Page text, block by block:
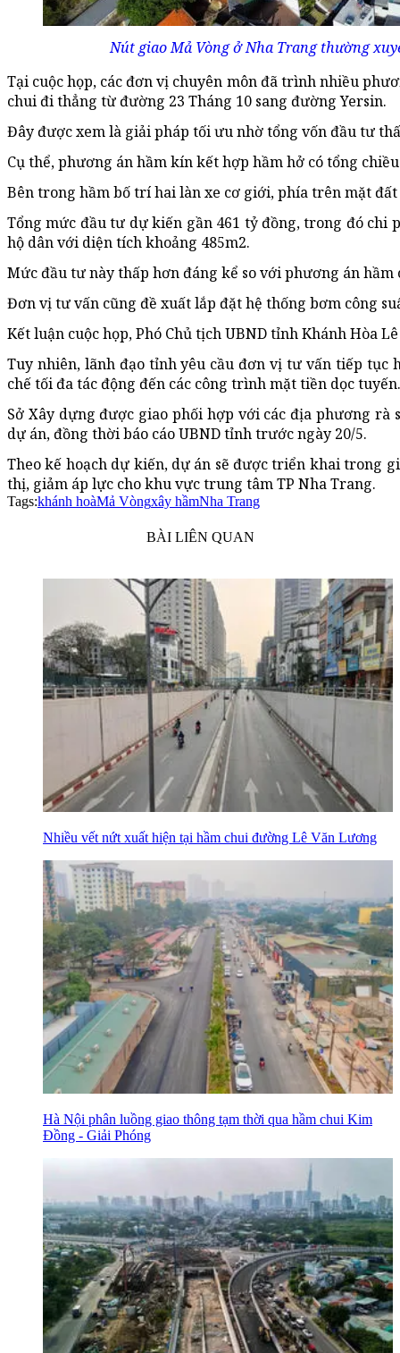
Nút giao Mả Vòng ở Nha Trang thường
Tại cuộc họp, các đơn vị chuyên môn đã trình nhiều
chui đi thẳng từ đường 23 Tháng 10 sang đường Yersin.
Đây được xem là giải pháp tối ưu nhờ tổng vốn đầu tư
Cụ thể, phương án hầm kín kết hợp hầm hở có tổng
Bên trong hầm bố trí hai làn xe cơ giới, phía trên mặt
Tổng mức đầu tư dự kiến gần 461 tỷ đồng, trong đó
hộ dân với diện tích khoảng 485m2.
Mức đầu tư này thấp hơn đáng kể so với phương án
Đơn vị tư vấn cũng đề xuất lắp đặt hệ thống bơm công
Kết luận cuộc họp, Phó Chủ tịch UBND tỉnh Khánh Hòa
Tuy nhiên, lãnh đạo tỉnh yêu cầu đơn vị tư vấn tiếp tục
chế tối đa tác động đến các công trình mặt tiền dọc tuyến.
Sở Xây dựng được giao phối hợp với các địa phương
dự án, đồng thời báo cáo UBND tỉnh trước ngày 20/5.
Theo kế hoạch dự kiến, dự án sẽ được triển khai trong
thị, giảm áp lực cho khu vực trung tâm TP Nha Trang.
Tags:khánh hoàMả Vòngxây hầmNha Trang
BÀI LIÊN QUAN
Nhiều vết nứt xuất hiện tại hầm chui đường Lê Văn Lương
Hà Nội phân luồng giao thông tạm thời qua hầm chui Kim
Đồng - Giải Phóng